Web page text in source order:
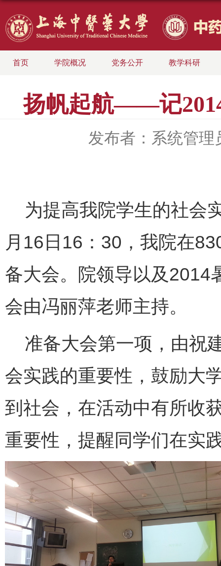
首页 学院概况 党务公开 教学科研
扬帆起航――记
发布者：系统管理
为提高我院学生的社会
月16日16：30，我院在
备大会。院领导以及2014
会由冯丽萍老师主持。
准备大会第一项，由祝
会实践的重要性，鼓励大
到社会，在活动中有所收
重要性，提醒同学们在实